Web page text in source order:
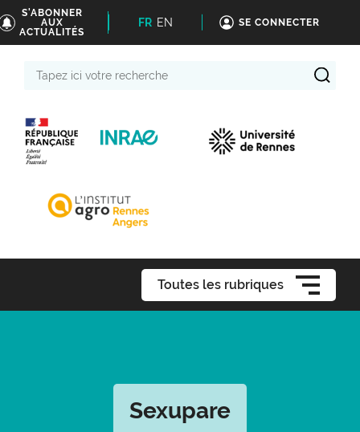
S'ABONNER
AUX
ACTUALITÉS
FR EN SE CONNECTER
Toutes les rubriques
Sexupare